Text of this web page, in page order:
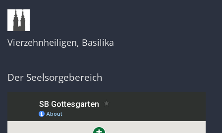
Vierzehnheiligen, Basilika
Der Seelsorgebereich